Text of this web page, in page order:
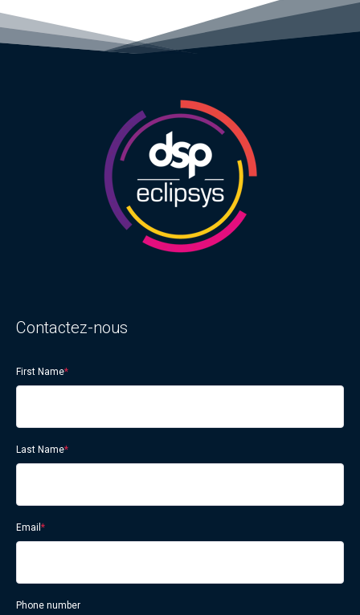
Contactez-nous
First Name*
Last Name*
Email *
Phone number